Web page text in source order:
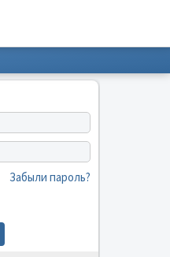
Забыли пароль?